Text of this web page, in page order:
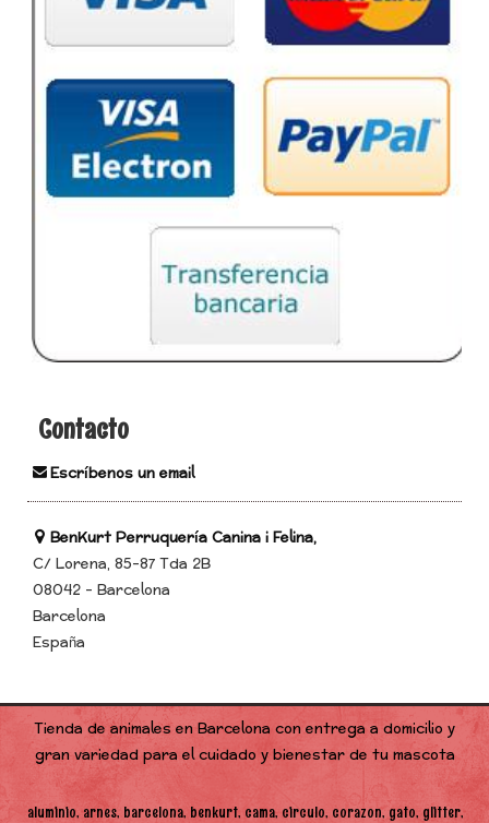
Contacto
Escríbenos un email
BenKurt Perruquería Canina i Felina,
C/ Lorena, 85-87 Tda 2B
08042 - Barcelona
Barcelona
España
Tienda de animales en Barcelona con entrega a domicilio y
gran variedad para el cuidado y bienestar de tu mascota
aluminio arnes barcelona benkurt cama circulo corazon gato glitter